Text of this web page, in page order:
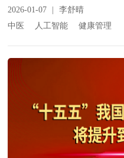
2026-01-07
李舒晴
中医
人工智能 健康管理